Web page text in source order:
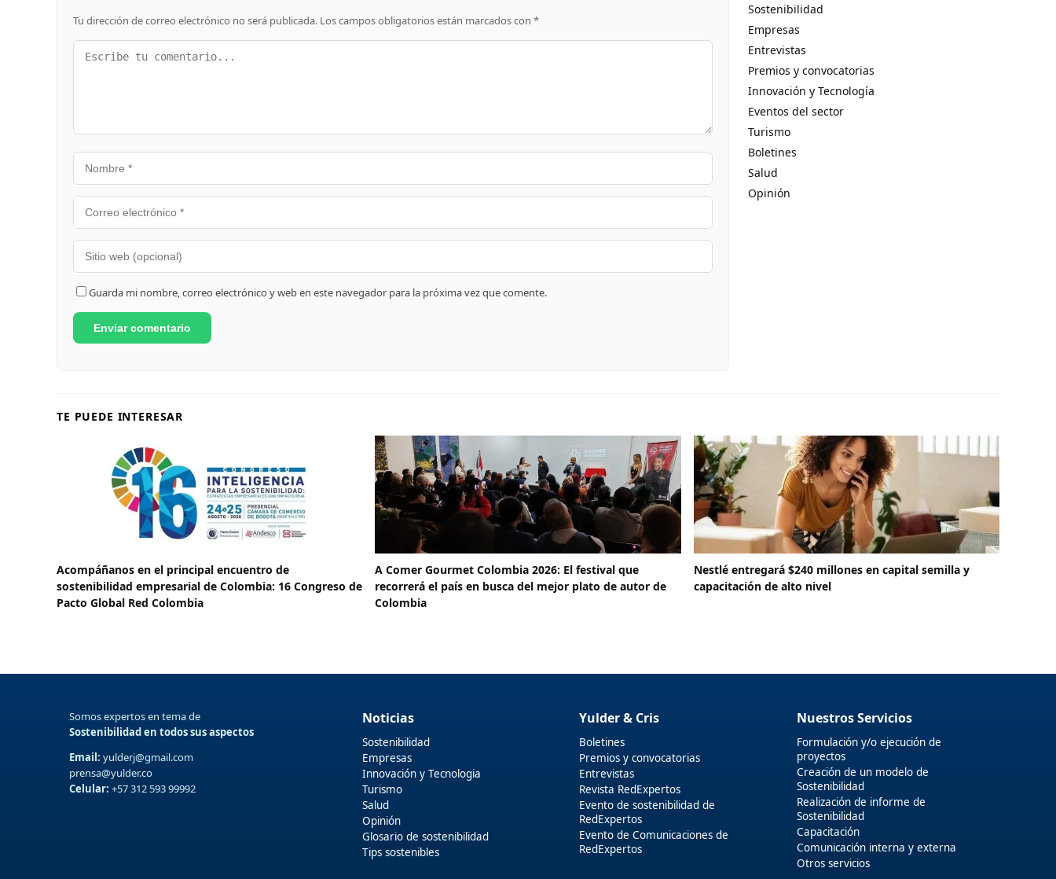
Tu dirección de correo electrónico no será publicada. Los campos obligatorios están marcados con *
Guarda mi nombre, correo electrónico y web en este navegador para la próxima vez que comente.
Sostenibilidad
Empresas
Entrevistas
Premios y convocatorias
Innovación y Tecnología
Eventos del sector
Turismo
Boletines
Salud
Opinión
TE PUEDE INTERESAR
Acompáñanos en el principal encuentro de
sostenibilidad empresarial de Colombia: 16 Congreso de
Pacto Global Red Colombia
A Comer Gourmet Colombia 2026: El festival que
recorrerá el país en busca del mejor plato de autor de
Colombia
Nestlé entregará $240 millones en capital semilla y
capacitación de alto nivel
Somos expertos en tema de
Sostenibilidad en todos sus aspectos
Email: yulderj@gmail.com
prensa@yulder.co
Celular: +57 312 593 99992
Noticias
Sostenibilidad
Empresas
Innovación y Tecnologia
Turismo
Salud
Opinión
Glosario de sostenibilidad
Tips sostenibles
Yulder & Cris
Boletines
Premios y convocatorias
Entrevistas
Revista RedExpertos
Evento de sostenibilidad de
RedExpertos
Evento de Comunicaciones de
RedExpertos
Nuestros Servicios
Formulación y/o ejecución de
proyectos
Creación de un modelo de
Sostenibilidad
Realización de informe de
Sostenibilidad
Capacitación
Comunicación interna y externa
Otros servicios